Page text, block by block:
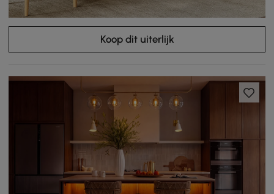
Koop dit uiterlijk